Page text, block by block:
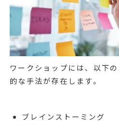
ワークショップには、以下
的な手法が存在します。
ブレインストーミング